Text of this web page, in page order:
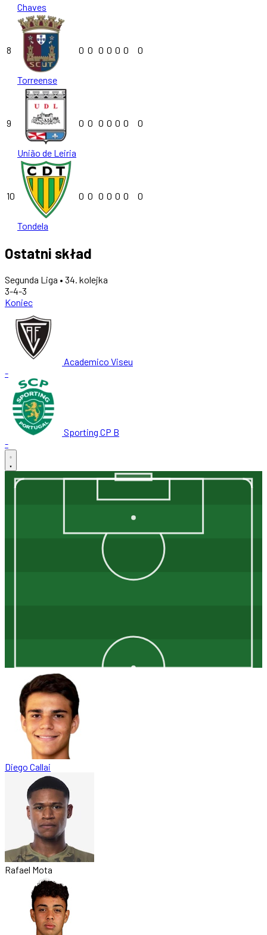
Chaves
8
Torreense
0 0 0 0 0 0 0
9
União de Leiria
0 0 0 0 0 0 0
10
Tondela
0 0 0 0 0 0 0
Ostatni skład
Segunda Liga • 34. kolejka
3-4-3
Koniec
Academico Viseu
-
Sporting CP B
-
Diego Callai
Rafael Mota